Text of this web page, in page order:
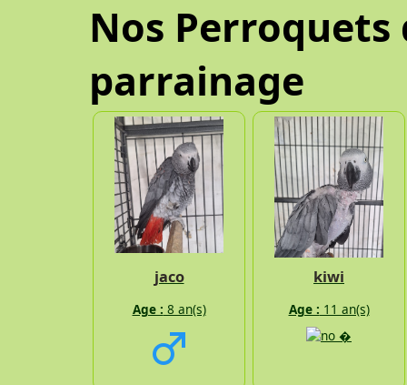
Nos
parrainage
jaco
Age : 8 an(s)
kiwi
Age : 11 an(s)